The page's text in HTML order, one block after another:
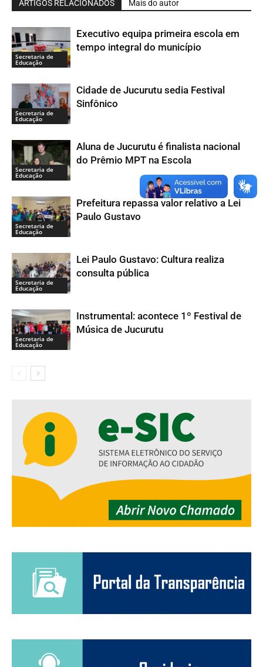
ARTIGOS RELACIONADOS Mais do autor
Secretaria de
Educação
Executivo equipa primeira escola em
tempo integral do município
Secretaria de
Educação
Cidade de Jucurutu sedia Festival
Sinfônico
Secretaria de
Educação
Aluna de Jucurutu é finalista nacional
do Prêmio MPT na Escola
Secretaria de
Educação
Prefeitura repassa valor relativo a Lei
Paulo Gustavo
Secretaria de
Educação
Lei Paulo Gustavo: Cultura realiza
consulta pública
Secretaria de
Educação
Instrumental: acontece 1º Festival de
Música de Jucurutu